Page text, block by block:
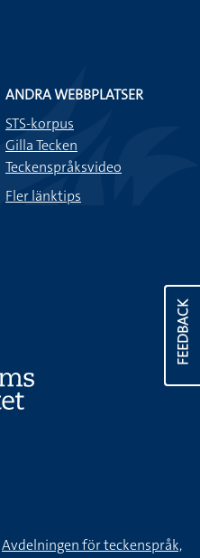
FEEDBACK
ANDRA WEBBPLATSER
STS-korpus
Gilla Tecken
Teckenspråksvideo
Fler länktips
Avdelningen för teckenspråk,